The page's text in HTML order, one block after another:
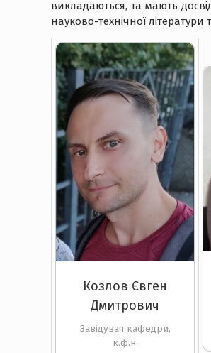
викладаються, та мають
науково-технічної літератури
Козлов Євген
Дмитрович
Завідувач кафедри,
к.ф.н.